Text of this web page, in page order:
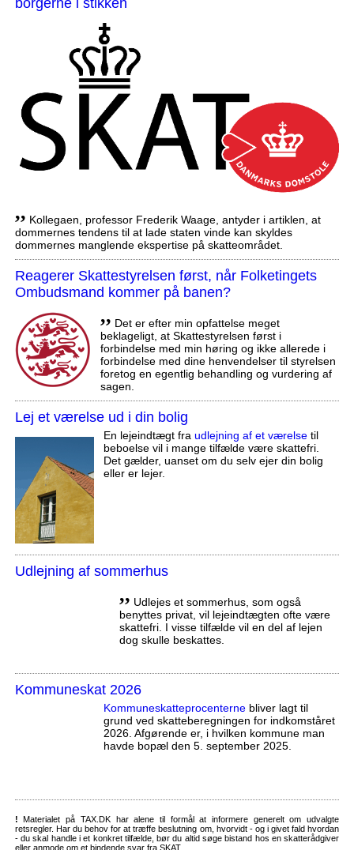
,, Kollegaen, professor Frederik Waage, antyder i artiklen, at
dommernes tendens til at lade staten vinde kan skyldes
dommernes manglende ekspertise på skatteområdet.
Reagerer Skattestyrelsen først, når Folketingets
Ombudsmand kommer på banen?
,, Det er efter min opfattelse meget
beklageligt, at Skattestyrelsen først i
forbindelse med min høring og ikke allerede i
forbindelse med dine henvendelser til styrelsen
foretog en egentlig behandling og vurdering af
sagen.
Lej et værelse ud i din bolig
En lejeindtægt fra udlejning af et værelsetil
beboelse vil i mange tilfælde være skattefri.
Det gælder, uanset om du selv ejer din bolig
eller er lejer.
Udlejning af sommerhus
,, Udlejes et sommerhus, som også
benyttes privat, vil lejeindtægten ofte være
skattefri. I visse tilfælde vil en del af lejen
dog skulle beskattes.
Kommuneskat 2026
Kommuneskatte­procenternebliver lagt til
grund ved skatteberegningen for indkomståret
2026. Afgørende er, i hvilken kommune man
havde bopæl den 5. september 2025.
! Materialet på TAX.DK har alene til formål at informere generelt om udvalgte
retsregler. Har du behov for at træffe beslutning om, hvorvidt - og i givet fald hvordan
- du skal handle i et konkret tilfælde, bør du altid søge bistand hos en skatterådgiver
eller anmode om et bindende svar fra SKAT.